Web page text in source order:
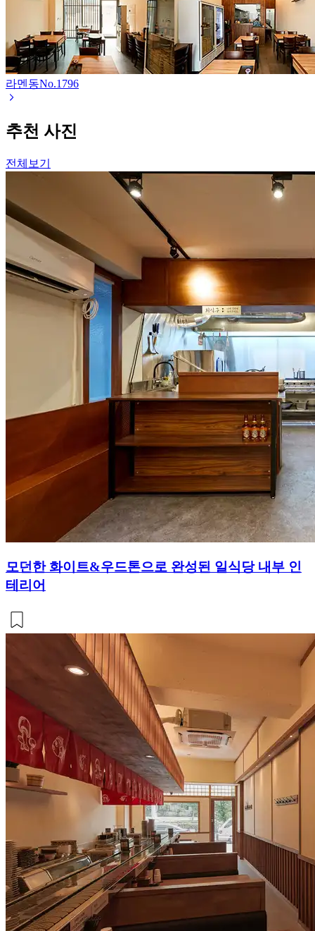
라멘동No.1796
추천 사진
전체보기
모던한 화이트&우드톤으로 완성된 일식당 내부 인
테리어